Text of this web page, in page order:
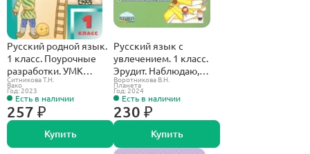
Русский родной язык.
1 класс. Поурочные
разработки. УМК
Александровой
Ситникова Т.Н.
Вако
Год: 2023
Есть в наличии
257 ₽
Купить
Русский язык с
увлечением. 1 класс.
Эрудит. Наблюдаю,
рассуждаю, сочиняю.
Методическое
пособие.
Воротникова В.Н.
Планета
Год: 2024
Есть в наличии
230 ₽
Купить